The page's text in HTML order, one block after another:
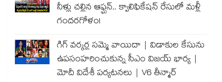
నీళ్లు చల్లిన ఆఫ్ఘన్.. క్వాలిఫికేషన్ రేసులో మళ్లీ
గందరగోళం!
గిగ్ వర్కర్ల సమ్మె వాయిదా | విడాకుల కేసును
ఉపసంహరించుకున్న సీఎం విజయ్ భార్య |
మోదీ విదేశీ పర్యటనలు | V6 తీన్మార్